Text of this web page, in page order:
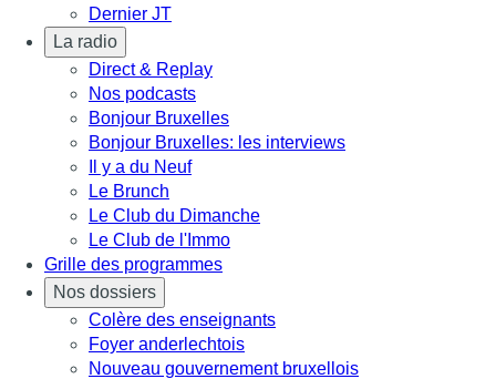
Dernier JT
La radio
Direct & Replay
Nos podcasts
Bonjour Bruxelles
Bonjour Bruxelles: les interviews
Il y a du Neuf
Le Brunch
Le Club du Dimanche
Le Club de l'Immo
Grille des programmes
Nos dossiers
Colère des enseignants
Foyer anderlechtois
Nouveau gouvernement bruxellois